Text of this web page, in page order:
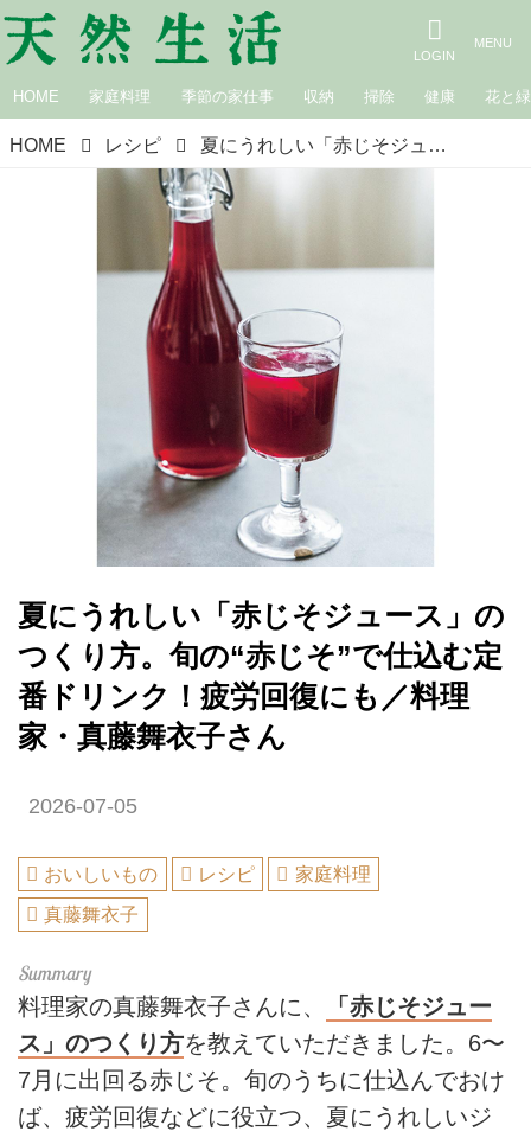
HOME 家庭料理 季節の家仕事 収納 掃除 健康 花と緑
HOME レシピ 夏にうれしい「赤じそジュース」のつくり方。旬の“赤じそ”で仕込む定番ドリンク！疲労回復にも／料理家・真藤舞衣子さん
夏にうれしい「赤じそジュース」の
つくり方。旬の“赤じそ”で仕込む定
番ドリンク！疲労回復にも／料理
家・真藤舞衣子さん
2026-07-05
おいしいもの レシピ
家庭料理
真藤舞衣子
料理家の真藤舞衣子さんに、
「赤じそジュー
ス」のつくり方を教えていただきました。6〜
7月に出回る赤じそ。旬のうちに仕込んでおけ
ば、疲労回復などに役立つ、夏にうれしいジ